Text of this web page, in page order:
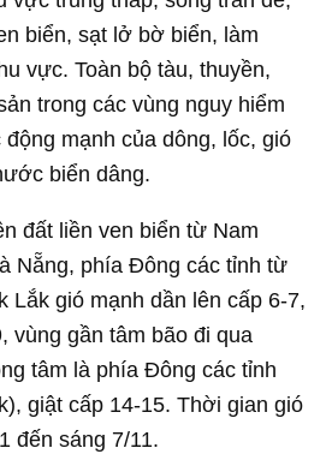
biển, sạt lở bờ biển, làm
vực. Toàn bộ tàu, thuyền,
trong các vùng nguy hiểm
mạnh của dông, lốc, gió
biển dâng.
đất liền ven biển từ Nam
Nẵng, phía Đông các tỉnh từ
Lắk gió mạnh dần lên cấp 6-7,
vùng gần tâm bão đi qua
tâm là phía Đông các tỉnh
giật cấp 14-15. Thời gian gió
đến sáng 7/11.